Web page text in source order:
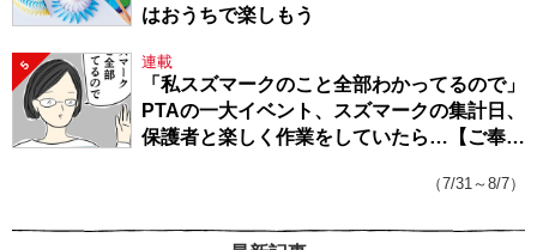
はおうちで楽しもう
5 連載
「私スズマークのこと全部わかってるので」
PTAの一大イベント、スズマークの集計日、
保護者と楽しく作業をしていたら…【ご奉仕
（7/31～8/7）